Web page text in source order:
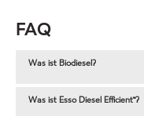
FAQ
Was ist Biodiesel?
Was ist Esso Diesel Efficient™?